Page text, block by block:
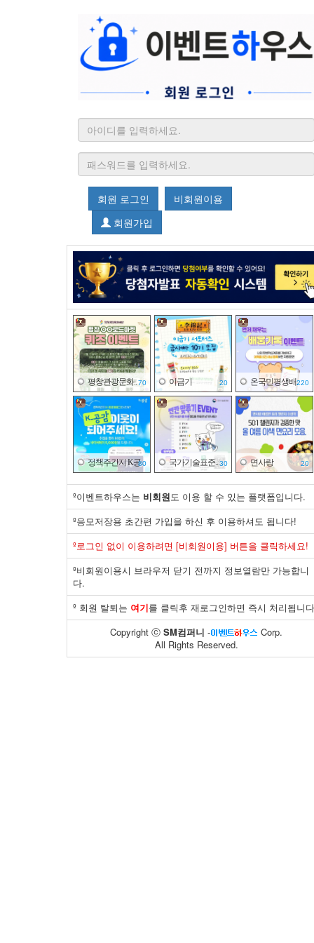
회원 로그인
비회원이용
회원가입
평창관광문화..70 이금기 20 온국민평생배..220
정책주간지 K공..80 국가기술표준..30 면사랑 20
바이유어 03 국가기술표준..30 한국잡월드 43
º이벤트하우스는 비회원도 이용 할 수 있는 플랫폼입니다.
º응모저장용 초간편 가입을 하신 후 이용하셔도 됩니다!
º로그인 없이 이용하려면 [비회원이용] 버튼을 클릭하세요!
º비회원이용시 브라우저 닫기 전까지 정보열람만 가능합니
다.
º 회원 탈퇴는 여기를 클릭후 재로그인하면 즉시 처리됩니
Copyright ⓒ SM컴퍼니 -
Corp.
All Rights Reserved.